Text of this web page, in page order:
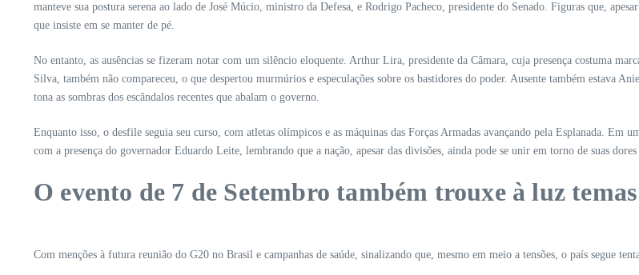
manteve sua postura serena ao lado de José Múcio, ministro da Defesa, e Rodrigo Pacheco, presidente do Senado. Figuras que,
que insiste em se manter de pé.
No entanto, as ausências se fizeram notar com um silêncio eloquente. Arthur Lira, presidente da Câmara, cuja presença costuma
Silva, também não compareceu, o que despertou murmúrios e especulações sobre os bastidores do poder. Ausente também estava
tona as sombras dos escândalos recentes que abalam o governo.
Enquanto isso, o desfile seguia seu curso, com atletas olímpicos e as máquinas das Forças Armadas avançando pela Esplanada.
com a presença do governador Eduardo Leite, lembrando que a nação, apesar das divisões, ainda pode se unir em torno de suas dores
O evento de 7 de Setembro também trouxe à luz
Com menções à futura reunião do G20 no Brasil e campanhas de saúde, sinalizando que, mesmo em meio a tensões, o país segue